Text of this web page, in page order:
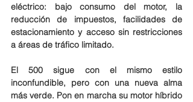
eléctrico: bajo consumo del motor, la
reducción de impuestos, facilidades de
estacionamiento y acceso sin restricciones
a áreas de tráfico limitado.
El 500 sigue con el mismo estilo
inconfundible, pero con una nueva alma
más verde. Pon en marcha su motor híbrido